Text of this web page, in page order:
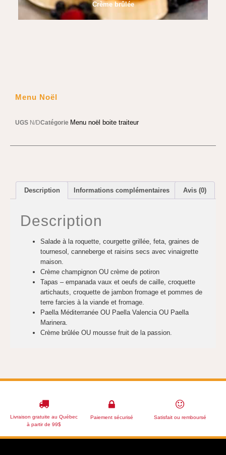
Crème brûlée
Menu Noël
UGS N/DCatégorie Menu noël boite traiteur
Description Informations complémentaires Avis (0)
Description
Salade à la roquette, courgette grillée, feta, graines de
tournesol, canneberge et raisins secs avec vinaigrette
maison.
Crème champignon OU crème de potiron
Tapas – empanada vaux et oeufs de caille, croquette
artichauts, croquette de jambon fromage et pommes de
terre farcies à la viande et fromage.
Paella Méditerranée OU Paella Valencia OU Paella
Marinera.
Crème brûlée OU mousse fruit de la passion.
Livraison gratuite au Québec
à partir de 99$
Paiement sécurisé Satisfait ou remboursé